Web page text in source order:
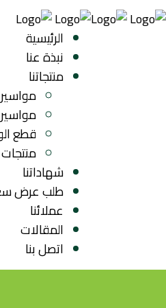
الرئيسية
نبذة عنا
منتجاتنا
مواسير PVC / UPVC
مواسير CPVC
قطع
منتجات
شهاداتنا
طلب عرض سعر
عملائنا
المقالات
اتصل بنا